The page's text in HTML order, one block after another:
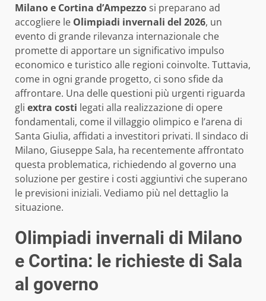
Milano e Cortina d’Ampezzosi preparano ad
accogliere le Olimpiadi invernali del 2026, un
evento di grande rilevanza internazionale che
promette di apportare un significativo impulso
economico e turistico alle regioni coinvolte. Tuttavia,
come in ogni grande progetto, ci sono sfide da
affrontare. Una delle questioni più urgenti riguarda
gli extra costi legati alla realizzazione di opere
fondamentali, come il villaggio olimpico e l’arena di
Santa Giulia, affidati a investitori privati. Il sindaco di
Milano, Giuseppe Sala, ha recentemente affrontato
questa problematica, richiedendo al governo una
soluzione per gestire i costi aggiuntivi che superano
le previsioni iniziali. Vediamo più nel dettaglio la
situazione.
Olimpiadi invernali di Milano
e Cortina: le richieste di Sala
al governo